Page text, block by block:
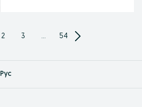
2 3 ... 54
Рус